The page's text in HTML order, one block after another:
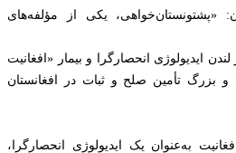
«پشتونستان‌خواهی، یکی از مؤلفه‌های
ایدیولوژی انحصارگرا و بیمار «افغانیت
و بزرگ تأمین صلح و ثبات در افغانستان
به‌عنوان یک ایدیولوژی انحصارگرا،